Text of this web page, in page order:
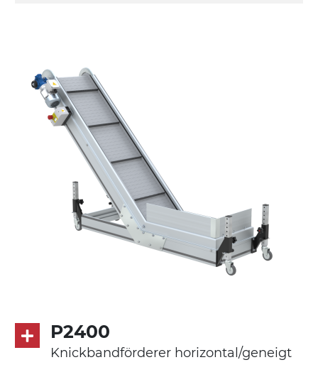
Seitenwände
Stranggepresste Profile aus eloxierter
Alu-Legierung
ausziehbare Elemente und Gelenke aus
verzinktem Stahl, (Einstellwinkel 0°-55°)
Beine aus verzinktem Metallrohr,
Schwenkräder mit/ohne Bremse (2+2)
Seitenwänden
Rippen aus PU
P2400
Knickbandförderer horizontal/geneigt